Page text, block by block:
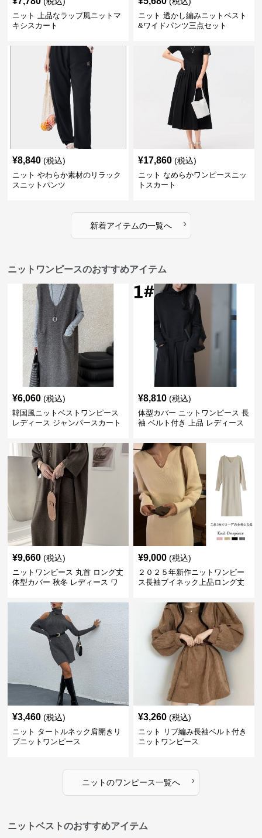
ニット 上品なラップ風ニットマ
キシスカート
ニット 透かし編みニットベスト
&ワイドパンツ三点セット
¥8,840 (税込)
ニット やわらか素材のリラック
スニットパンツ
¥17,860 (税込)
ニット なめらかワンピースニッ
トスカート
新着アイテムの一覧へ ›
ニットワンピースのおすすめアイテム
¥6,060 (税込)
韓国風ニットベストワンピース
レディース ジャンパースカート
¥8,810 (税込)
体型カバー ニットワンピース 長
袖 ベルト付き 上品 レディース
¥9,660 (税込)
ニットワンピース 丸首 ロング丈
体型カバー 秋冬 レディース ワ
¥9,000 (税込)
２０２５年新作ニットワンピー
ス長袖ブイネック上品ロング丈
¥3,460 (税込)
ニット タートルネック肩開きリ
ブニットワンピース
¥3,260 (税込)
ニット リブ編み長袖ベルト付き
ニットワンピース
ニットのワンピース一覧へ ›
ニットベストのおすすめアイテム